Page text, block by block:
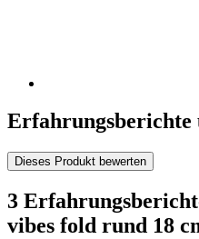
Dieses Produkt bewerten
3
vibes fold rund 18